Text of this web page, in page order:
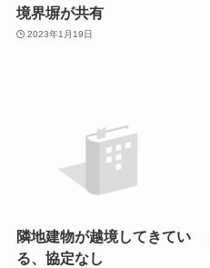
境界塀が共有
2023年1月19日
隣地建物が越境してきてい
る、協定なし